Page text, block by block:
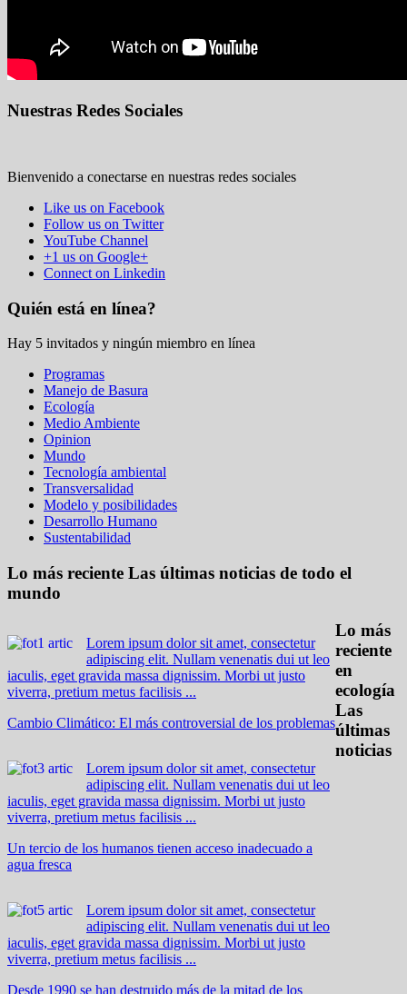
Nuestras Redes Sociales
Bienvenido a conectarse en nuestras redes sociales
Like us on Facebook
Follow us on Twitter
YouTube Channel
+1 us on Google+
Connect on Linkedin
Quién está en línea?
Hay 5 invitados y ningún miembro en línea
Programas
Manejo de Basura
Ecología
Medio Ambiente
Opinion
Mundo
Tecnología ambiental
Transversalidad
Modelo y posibilidades
Desarrollo Humano
Sustentabilidad
Lo más reciente Las últimas noticias de todo el
mundo
Lorem ipsum dolor sit amet, consectetur
adipiscing elit. Nullam venenatis dui ut leo
iaculis, eget gravida massa dignissim. Morbi ut justo
viverra, pretium metus facilisis ...
Cambio Climático: El más controversial de los problemas
Lorem ipsum dolor sit amet, consectetur
adipiscing elit. Nullam venenatis dui ut leo
iaculis, eget gravida massa dignissim. Morbi ut justo
viverra, pretium metus facilisis ...
Un tercio de los humanos tienen acceso inadecuado a
agua fresca
Lorem ipsum dolor sit amet, consectetur
adipiscing elit. Nullam venenatis dui ut leo
iaculis, eget gravida massa dignissim. Morbi ut justo
viverra, pretium metus facilisis ...
Desde 1990 se han destruido más de la mitad de los
Lo más
reciente
en
ecología
Las
últimas
noticias